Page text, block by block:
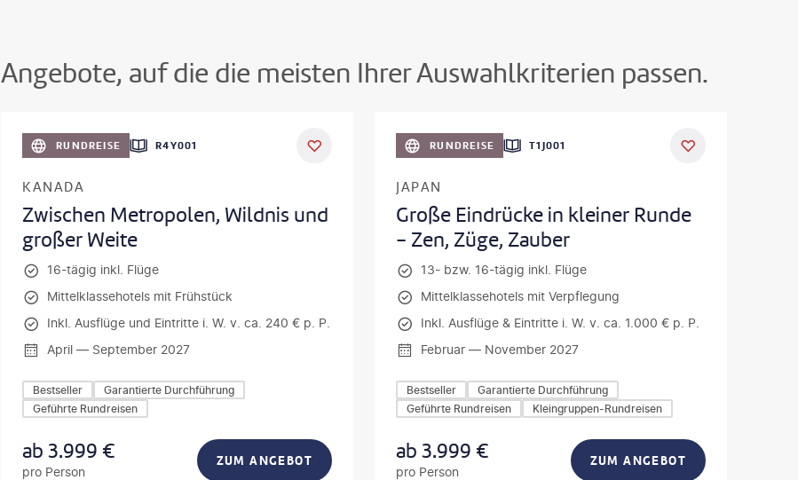
Angebote, auf die die meisten Ihrer Auswahlkriterien passen.
RUNDREISE R4Y001
KANADA
Zwischen Metropolen, Wildnis und
großer Weite
16-tägig inkl. Flüge
Mittelklassehotels mit Frühstück
Inkl. Ausflüge und Eintritte i. W. v. ca. 240 € p. P.
April — September 2027
Bestseller
Garantierte Durchführung
Geführte Rundreisen
ab3.999 €
pro Person
ZUM ANGEBOT
RUNDREISE T1J001
JAPAN
Große Eindrücke in kleiner Runde
- Zen, Züge, Zauber
13- bzw. 16-tägig inkl. Flüge
Mittelklassehotels mit Verpflegung
Inkl. Ausflüge & Eintritte i. W. v. ca. 1.000 € p. P.
Februar — November 2027
Bestseller
Garantierte Durchführung
Geführte Rundreisen
Kleingruppen-Rundreisen
ab3.999 €
pro Person
ZUM ANGEBOT